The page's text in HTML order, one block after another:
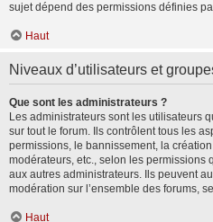
sujet dépend des permissions définies
Haut
Niveaux d’utilisateurs et
Que sont les administrateurs ?
Les administrateurs sont les utilisateurs
sur tout le forum. Ils contrôlent tous les
permissions, le bannissement, la
modérateurs, etc., selon les permissions
aux autres administrateurs. Ils peuvent
modération sur l’ensemble des forums,
Haut